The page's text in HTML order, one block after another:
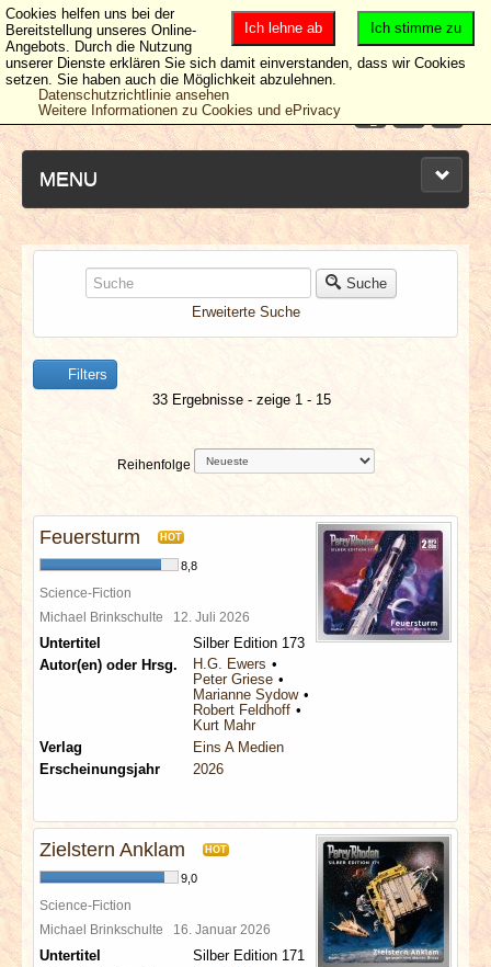
MENU
NEUESTE ARTIKEL
NEWS & DATES
BERICHTE
SPECIALS
REDAKTION
LINKS
Suche
Erweiterte Suche
Filters
33 Ergebnisse - zeige 1 - 15
Reihenfolge
Feuersturm HOT
8,8
Science-Fiction
Michael Brinkschulte 12. Juli 2026
Untertitel
Silber Edition 173
Autor(en) oder Hrsg.
H.G. Ewers
Peter Griese
Marianne Sydow
Robert Feldhoff
Kurt Mahr
Verlag
Eins A Medien
Erscheinungsjahr
2026
Zielstern Anklam HOT
9,0
Science-Fiction
Michael Brinkschulte 16. Januar 2026
Untertitel
Silber Edition 171
Ich stimme zu
Ich lehne ab
Cookies helfen uns bei der
Bereitstellung unseres Online-
Angebots. Durch die Nutzung
unserer Dienste erklären Sie sich damit einverstanden, dass wir Cookies
setzen. Sie haben auch die Möglichkeit abzulehnen.
Datenschutzrichtlinie ansehen
Weitere Informationen zu Cookies und ePrivacy